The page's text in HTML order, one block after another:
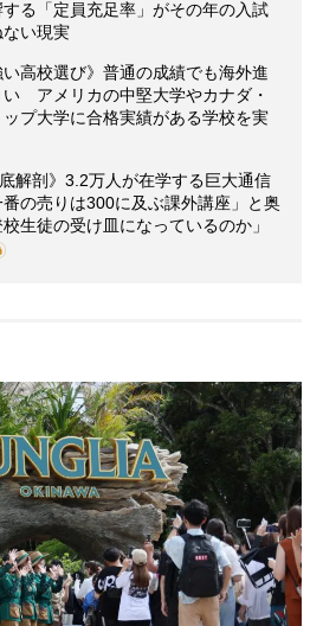
る「定員充足率」がその年の入試
い現実
い高校選び》普通の成績でも海外進
アメリカの中堅大学やカナダ・
プ大学に合格実績がある学校を実
解剖》3.2万人が在学する巨大通信
の売りは300に及ぶ課外講座」と奥
生徒の受け皿になっているのか」